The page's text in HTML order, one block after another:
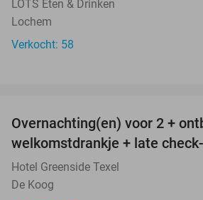
LOTS Eten & Drinken
Lochem
Verkocht: 58
Overnachting(en) voor 2 +
welkomstdrankje + late
Hotel Greenside Texel
De Koog